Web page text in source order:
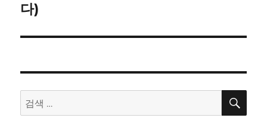
색
다)
검
색:
검